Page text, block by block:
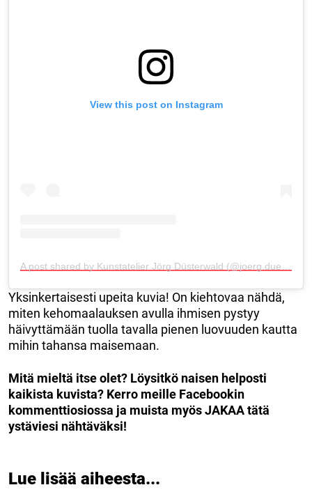
View this post on Instagram
Yksinkertaisesti upeita kuvia! On kiehtovaa nähdä,
miten kehomaalauksen avulla ihmisen pystyy
häivyttämään tuolla tavalla pienen luovuuden kautta
mihin tahansa maisemaan.
Mitä mieltä itse olet? Löysitkö naisen helposti
kaikista kuvista? Kerro meille Facebookin
kommenttiosiossa ja muista myös JAKAA tätä
ystäviesi nähtäväksi!
Lue lisää aiheesta...